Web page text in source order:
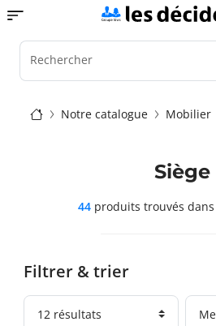
Aller
au
contenu
principal
Toggle navigation
Rechercher
Fil
Notre catalogue Mobilier
Filtrer & trier
Siège
44produits trouvés